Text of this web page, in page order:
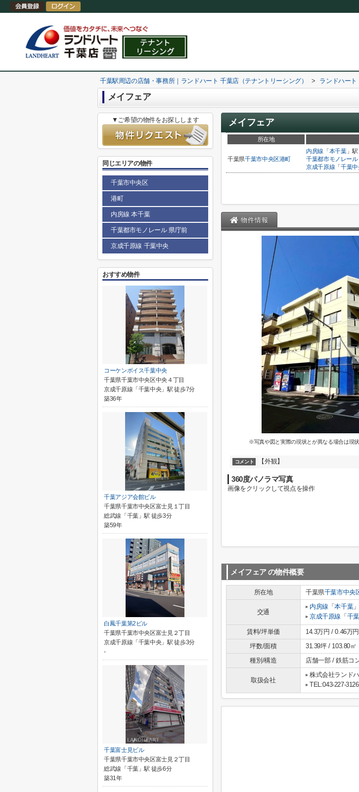
千葉駅周辺の店舗・事務所｜ランドハート 千葉店（テナントリーシング） > ランドハー
メイフェア
メイフェア
所在地
千葉県千葉市中央区港町
内房線 「 本千葉」
千葉都市モノレール
京成千原線 「 千葉中
物件情報
※写真や図と実際の現状とが異なる場合は現
コメント 【外観】
360度パノラマ写真
画像をクリックして視点を操作
メイフェアの物件概要
所在地 千葉県千葉市中央
交通
内房線 「本千葉
京成千原線 「 千
賃料/坪単価 14.3万円 / 0.46万円
坪数/面積
31.39坪 / 103.80㎡
種別/構造
店舗一部 / 鉄筋コ
取扱会社
株式会社ランド
TEL:043-227-3126
▼ご希望の物件をお探しします
同じエリアの物件
千葉市中央区
港町
内房線 本千葉
千葉都市モノレール 県庁前
京成千原線 千葉中央
おすすめ物件
コーケンボイス千葉中央
千葉県千葉市中央区中央４丁目
京成千原線「千葉中央」駅 徒歩7分
築36年
千葉アジア会館ビル
千葉県千葉市中央区富士見１丁目
総武線「千葉」駅 徒歩3分
築59年
白鳳千葉第2ビル
千葉県千葉市中央区富士見２丁目
京成千原線「千葉中央」駅 徒歩3分
-
千葉富士見ビル
千葉県千葉市中央区富士見２丁目
総武線「千葉」駅 徒歩6分
築31年